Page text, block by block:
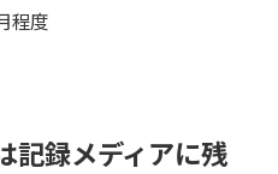
程度
記録メディアに残